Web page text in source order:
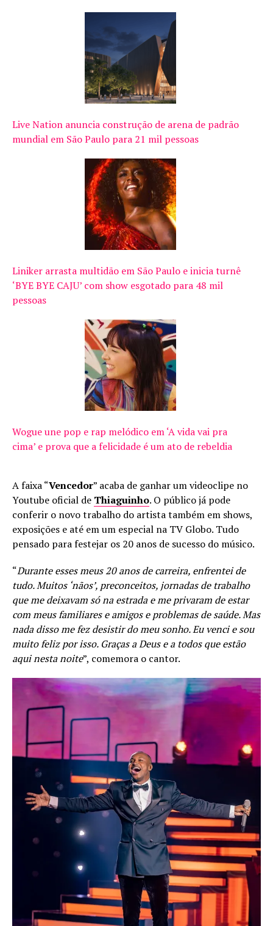
Live Nation anuncia construção de arena de padrão
mundial em São Paulo para 21 mil pessoas
Liniker arrasta multidão em São Paulo e inicia turnê
‘BYE BYE CAJU’ com show esgotado para 48 mil
pessoas
Wogue une pop e rap melódico em ‘A vida vai pra
cima’ e prova que a felicidade é um ato de rebeldia
A faixa “Vencedor” acaba de ganhar um videoclipe no
Youtube oficial de Thiaguinho. O público já pode
conferir o novo trabalho do artista também em shows,
exposições e até em um especial na TV Globo. Tudo
pensado para festejar os 20 anos de sucesso do músico.
“Durante esses meus 20 anos de carreira, enfrentei de
tudo. Muitos ‘nãos’, preconceitos, jornadas de trabalho
que me deixavam só na estrada e me privaram de estar
com meus familiares e amigos e problemas de saúde. Mas
nada disso me fez desistir do meu sonho. Eu venci e sou
muito feliz por isso. Graças a Deus e a todos que estão
aqui nesta noite”, comemora o cantor.